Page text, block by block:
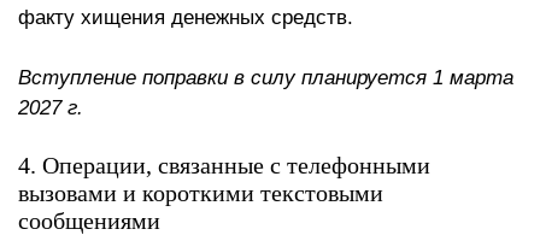
факту хищения денежных средств.
Вступление поправки в силу планируется 1 марта
2027 г.
4. Операции, связанные с телефонными
вызовами и короткими текстовыми
сообщениями